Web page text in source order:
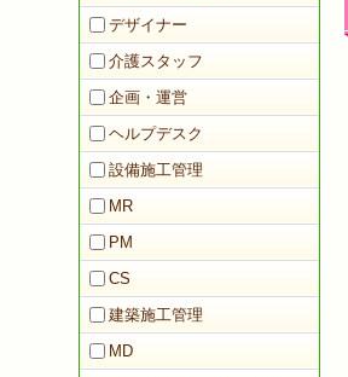
デザイナー
介護スタッフ
企画・運営
ヘルプデスク
設備施工管理
MR
PM
CS
建築施工管理
MD